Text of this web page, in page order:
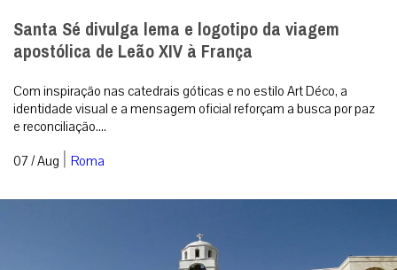
Santa Sé divulga lema e logotipo da viagem
apostólica de Leão XIV à França
Com inspiração nas catedrais góticas e no estilo Art Déco, a
identidade visual e a mensagem oficial reforçam a busca por paz
e reconciliação....
07 / Aug | Roma